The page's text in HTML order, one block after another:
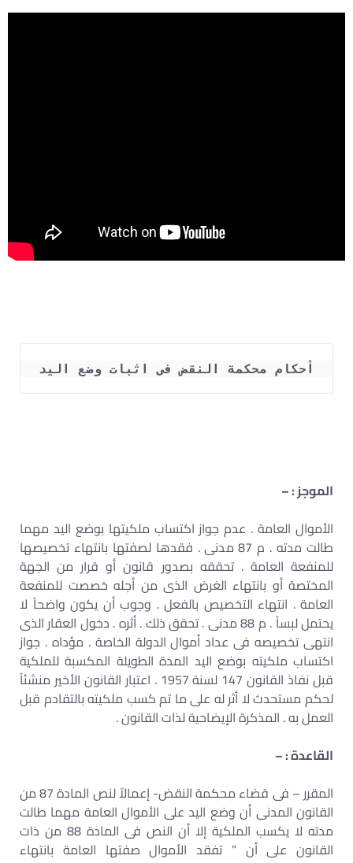
أحكام محكمة النقض فى اثبات وضع اليد
الموجز : –
الأموال العامة . عدم جواز اكتساب ملكيتها بوضع اليد مهما
طالت مدته . م 87 مدنى . فقدها لصفتها بانتهاء تخصيصها
للمنفعة العامة . تحققه بصدور قانون أو قرار من الجهة
المختصة أو بانتهاء الغرض الذى من أجله خصصت للمنفعة
العامة . انتهاء التخصيص بالفعل . وجوب أن يكون واضحاً لا
يحتمل لبساً . م 88 مدنى . تحقق ذلك . أثره . دخول العقار الذى
انتهى تخصيصه فى عداد أموال الدولة الخاصة . مؤداه . جواز
اكتساب ملكيته بوضع اليد المدة الطويلة المكسبة للملكية
قبل نفاذ القانون 147 لسنة 1957 . اعتبار القانون الأخير منشئاً
لحكم مستحدث لا أثر له على ما تم كسب ملكيته بالتقادم قبل
العمل به . المذكرة الإيضاحية لذات القانون .
القاعدة : –
المقرر – فى قضاء محكمة النقض- إعمالاً لنص المادة 87 من
القانون المدنى أن وضع اليد على الأموال العامة مهما طالت
مدته لا يكسب الملكية إلا أن النص فى المادة 88 من ذات
القانون على أن ” تفقد الأموال صفتها العامة بانتهاء